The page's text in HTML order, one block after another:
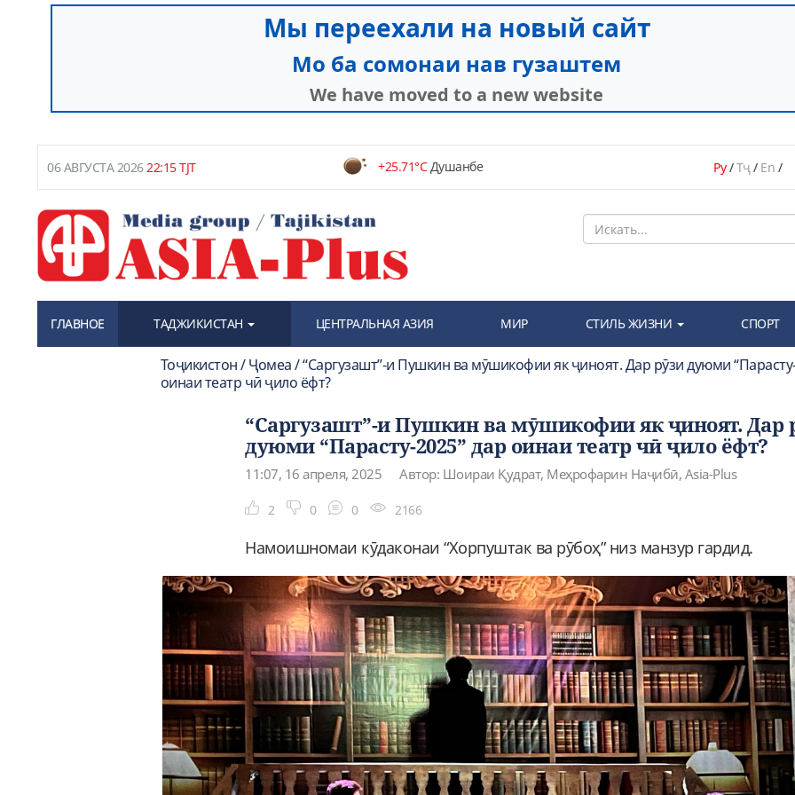
06 АВГУСТА 202622:15 TJT +25.71°CДушанбе Ру/Тҷ/ En /
ГЛАВНОЕ ТАДЖИКИСТАН ЦЕНТРАЛЬНАЯ АЗИЯ МИР СТИЛЬ ЖИЗНИ СПОРТ
Тоҷикистон / Ҷомеа / “Саргузашт”-и Пушкин ва мӯшикофии як ҷиноят. Дар рӯзи дуюми
оинаи театр чӣ ҷило ёфт?
“Саргузашт”-и Пушкин ва мӯшикофии як ҷиноят. Дар
дуюми “Парасту-2025” дар оинаи театр чӣ ҷило ёфт?
11:07, 16 апреля, 2025 Автор: Шоираи Қудрат, Меҳрофарин Наҷибӣ, Asia-Plus
2 0 0 2166
Намоишномаи кӯдаконаи “Хорпуштак ва рӯбоҳ” низ манзур гардид.